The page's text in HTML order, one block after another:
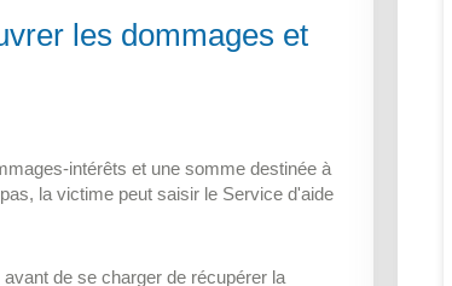
les dommages et
intérêts et une somme destinée à
la victime peut saisir le Service d'aide
de se charger de récupérer la